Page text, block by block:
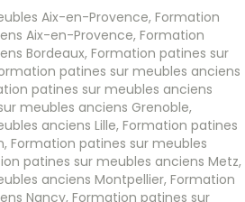
Aix-en-Provence, Formation
Aix-en-Provence, Formation
Bordeaux, Formation patines sur
patines sur meubles anciens
patines sur meubles anciens
meubles anciens Grenoble,
anciens Lille, Formation patines
, Formation patines sur meubles
patines sur meubles anciens Metz,
anciens Montpellier, Formation
Nancy, Formation patines sur